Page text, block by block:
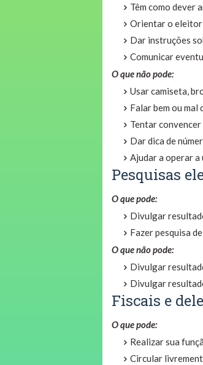
Têm como dever
Orientar o eleitor
Dar instruções
Comunicar
O que não pode:
Usar camiseta,
Falar bem ou
Tentar
Dar dica de
Ajudar a operar
Pesquisas
O que pode:
Divulgar
Fazer pesquisa
O que não pode:
Divulgar
Divulgar
Fiscais e
O que pode:
Realizar sua
Circular